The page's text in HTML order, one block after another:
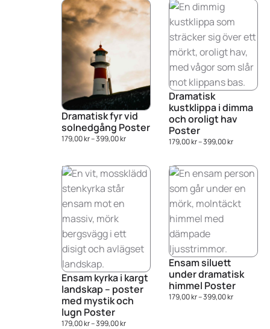
Dramatisk fyr vid
solnedgång Poster
179,00kr–399,00kr
Dramatisk
kustklippa i dimma
och oroligt hav
Poster
179,00kr–399,00kr
Ensam kyrka i kargt
landskap – poster
med mystik och
lugn Poster
179,00kr–399,00kr
Ensam siluett
under dramatisk
himmel Poster
179,00kr–399,00kr